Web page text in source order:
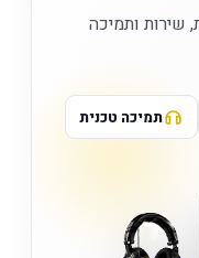
שירות ותמיכה
תמיכה טכנית